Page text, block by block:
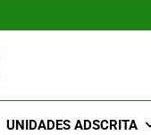
UNIDADES ADSCRITA